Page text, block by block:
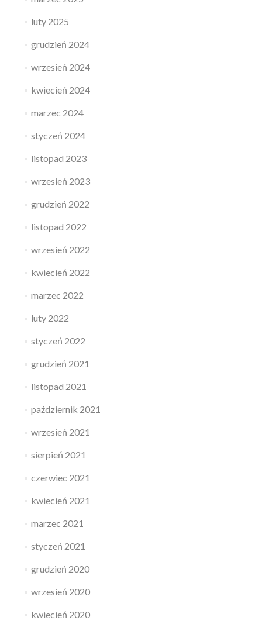
luty 2025
grudzień 2024
wrzesień 2024
kwiecień 2024
marzec 2024
styczeń 2024
listopad 2023
wrzesień 2023
grudzień 2022
listopad 2022
wrzesień 2022
kwiecień 2022
marzec 2022
luty 2022
styczeń 2022
grudzień 2021
listopad 2021
październik 2021
wrzesień 2021
sierpień 2021
czerwiec 2021
kwiecień 2021
marzec 2021
styczeń 2021
grudzień 2020
wrzesień 2020
kwiecień 2020